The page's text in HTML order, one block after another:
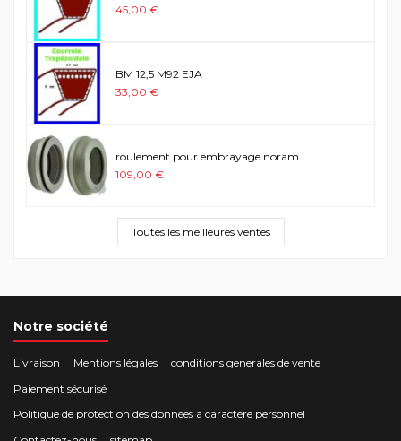
45,00 €
BM 12,5 M92 EJA
33,00 €
roulement pour embrayage noram
109,00 €
Toutes les meilleures ventes
Notre société
Livraison Mentions légales
conditions generales de vente
Paiement sécurisé
Politique de protection des données à caractère personnel